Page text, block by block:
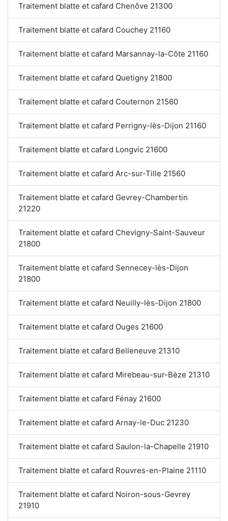
Traitement blatte et cafard Chenôve 21300
Traitement blatte et cafard Couchey 21160
Traitement blatte et cafard Marsannay-la-Côte 21160
Traitement blatte et cafard Quetigny 21800
Traitement blatte et cafard Couternon 21560
Traitement blatte et cafard Perrigny-lès-Dijon 21160
Traitement blatte et cafard Longvic 21600
Traitement blatte et cafard Arc-sur-Tille 21560
Traitement blatte et cafard Gevrey-Chambertin
21220
Traitement blatte et cafard Chevigny-Saint-Sauveur
21800
Traitement blatte et cafard Sennecey-lès-Dijon
21800
Traitement blatte et cafard Neuilly-lès-Dijon 21800
Traitement blatte et cafard Ouges 21600
Traitement blatte et cafard Belleneuve 21310
Traitement blatte et cafard Mirebeau-sur-Bèze 21310
Traitement blatte et cafard Fénay 21600
Traitement blatte et cafard Arnay-le-Duc 21230
Traitement blatte et cafard Saulon-la-Chapelle 21910
Traitement blatte et cafard Rouvres-en-Plaine 21110
Traitement blatte et cafard Noiron-sous-Gevrey
21910